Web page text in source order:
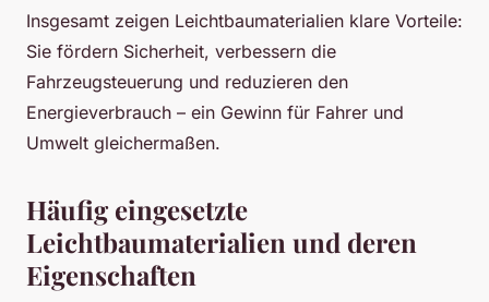
Insgesamt zeigen Leichtbaumaterialien klare Vorteile:
Sie fördern Sicherheit, verbessern die
Fahrzeugsteuerung und reduzieren den
Energieverbrauch – ein Gewinn für Fahrer und
Umwelt gleichermaßen.
Häufig eingesetzte
Leichtbaumaterialien und deren
Eigenschaften